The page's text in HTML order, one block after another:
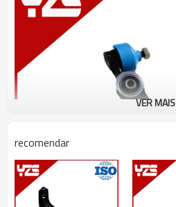
VER MAIS
recomendar